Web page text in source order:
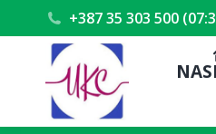
+387 35 303 500